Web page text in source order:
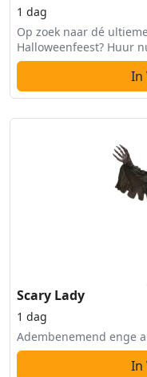
1 dag
Op zoek naar dé
Halloweenfeest? Huur
In
Scary Lady
1 dag
In